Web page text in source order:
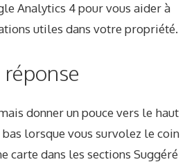
Analytics 4 pour vous aider à
utiles dans votre propriété.
réponse
donner un pouce vers le haut
lorsque vous survolez le coin
carte dans les sections Suggéré